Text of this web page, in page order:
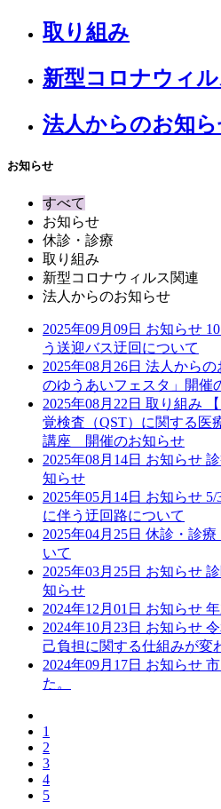
取り組み
新型コロナウィ
法人からのお知
お知らせ
すべて
お知らせ
休診・診療
取り組み
新型コロナウィルス関連
法人からのお知らせ
2025年09月09日 お知らせ
う送迎バス迂回について
2025年08月26日 法人からの
のゆうあいフェスタ」開催
2025年08月22日 取り組み
覚検査（QST）に関する医
講座 開催のお知らせ
2025年08月14日 お知らせ
知らせ
2025年05月14日 お知らせ 5/
に伴う迂回路について
2025年04月25日 休診・診療
いて
2025年03月25日 お知らせ
知らせ
2024年12月01日 お知らせ
2024年10月23日 お知らせ
己負担に関する仕組みが変
2024年09月17日 お知らせ
た。
1
2
3
4
5